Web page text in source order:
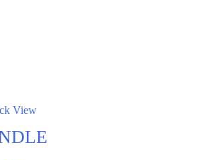
View